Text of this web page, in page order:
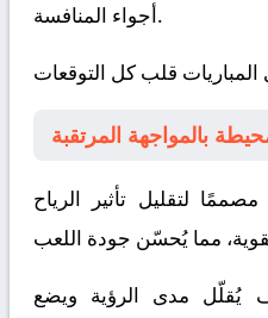
أجواء المنافسة.
قلب كل التوقعات
لتقليل تأثير الرياح
مما يُحسّن جودة اللعب
يُقلّل مدى الرؤية ويضع